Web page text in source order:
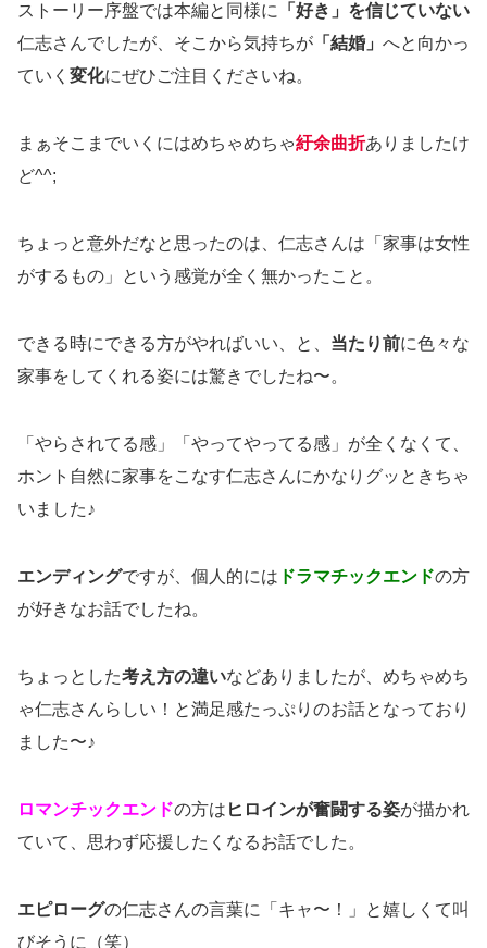
ストーリー序盤では本編と同様に
「好き」を信じていない
仁志さんでしたが、そこから気持ちが 「結婚」 へと向かっ
ていく 変化にぜひご注目くださいね。
まぁそこまでいくにはめちゃめちゃ紆余曲折ありましたけ
ど^^;
ちょっと意外だなと思ったのは、仁志さんは「家事は女性
がするもの」という感覚が全く無かったこと。
できる時にできる方がやればいい、と、 当たり前に色々な
家事をしてくれる姿には驚きでしたね〜。
「やらされてる感」「やってやってる感」が全くなくて、
ホント自然に家事をこなす仁志さんにかなりグッときちゃ
いました♪
エンディングですが、個人的には ドラマチックエンドの方
が好きなお話でしたね。
ちょっとした考え方の違いなどありましたが、めちゃめち
ゃ仁志さんらしい！と満足感たっぷりのお話となっており
ました〜♪
ロマンチックエンドの方は ヒロインが奮闘する姿が描かれ
ていて、思わず応援したくなるお話でした。
エピローグの仁志さんの言葉に「キャ〜！」と嬉しくて叫
びそうに（笑）